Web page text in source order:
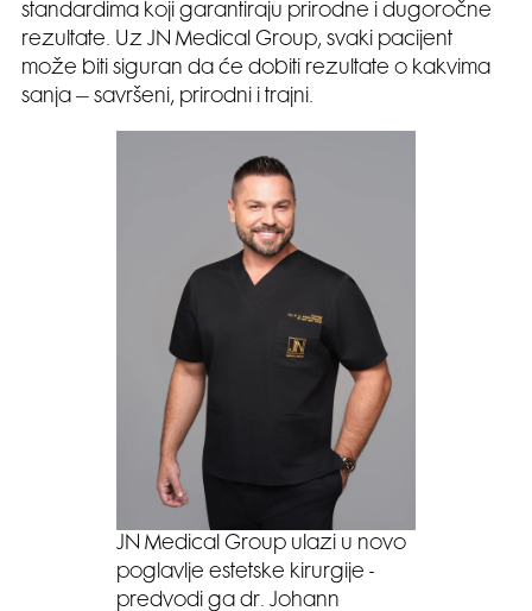
standardima koji garantiraju prirodne i dugoročne
rezultate. Uz JN Medical Group, svaki pacijent
može biti siguran da će dobiti rezultate o kakvima
sanja – savršeni, prirodni i trajni.
JN Medical Group ulazi u novo
poglavlje estetske kirurgije -
predvodi ga dr. Johann